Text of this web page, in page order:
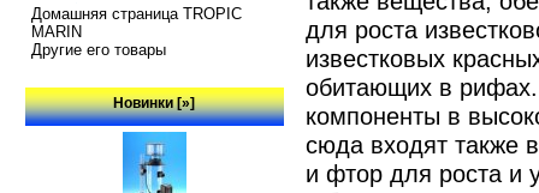
Домашняя страница TROPIC
MARIN
Другие его товары
Новинки [»]
для роста
известковых
обитающих в рифах.
компоненты в
сюда входят также
и фтор для роста и